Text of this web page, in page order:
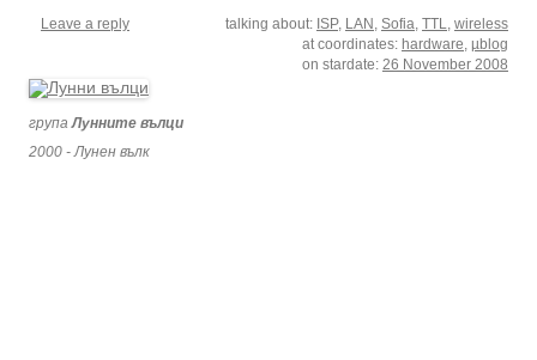
Leave a reply talking about: ISP, LAN Sofia TTL
wireless
at coordinates: hardware µblog
on stardate: 26 November 2008
групаЛунните вълци
2000 - Лунен вълк